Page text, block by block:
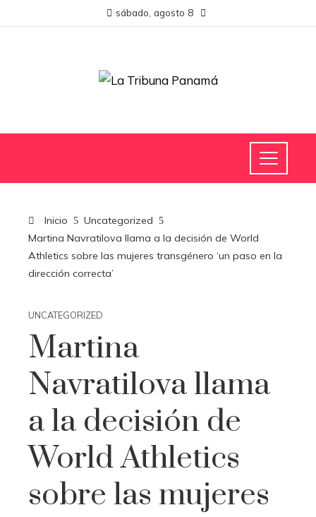
sábado, agosto 8
Inicio
Uncategorized
Martina Navratilova llama a la decisión de World
Athletics sobre las mujeres transgénero ‘un paso en la
dirección correcta’
UNCATEGORIZED
Martina
Navratilova llama
a la decisión de
World Athletics
sobre las mujeres